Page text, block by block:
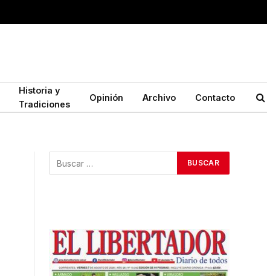
Historia y
Tradiciones
Opinión Archivo Contacto